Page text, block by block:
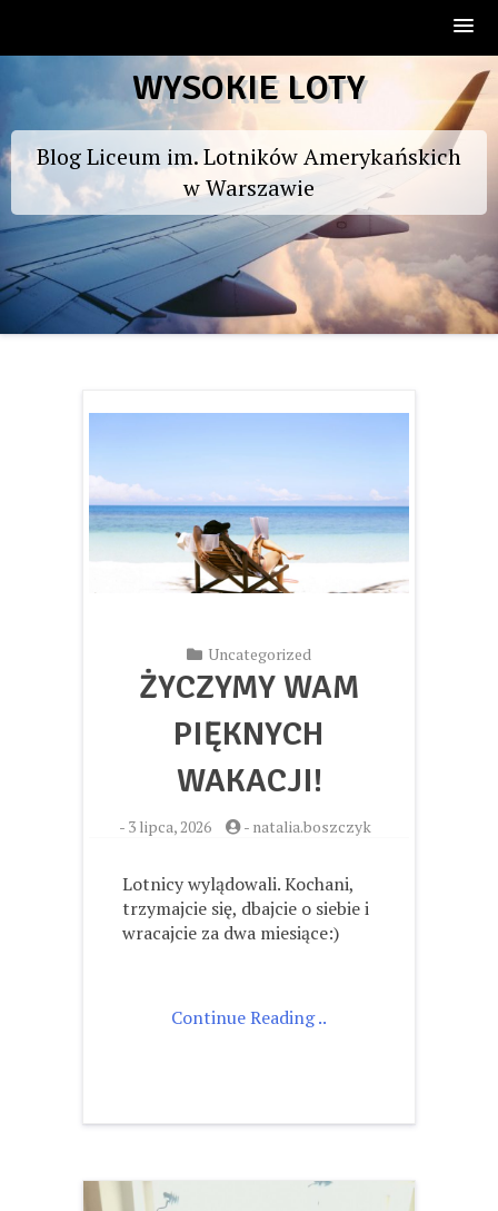
to
WYSOKIE LOTY
Blog Liceum im. Lotników Amerykańskich
w Warszawie
Uncategorized
ŻYCZYMY WAM
PIĘKNYCH
WAKACJI!
- 3 lipca, 2026 - natalia.boszczyk
Lotnicy wylądowali. Kochani,
trzymajcie się, dbajcie o siebie i
wracajcie za dwa miesiące:)
Continue Reading ..